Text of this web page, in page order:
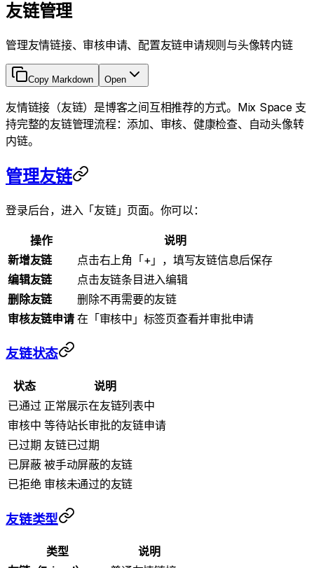
友链管理
管理友情链接、审核申请、配置友链申请规则与头像转内链
Copy Markdown Open
友情链接（友链）是博客之间互相推荐的方式。Mix Space 支
持完整的友链管理流程：添加、审核、健康检查、自动头像转
内链。
管理友链
登录后台，进入「友链」页面。你可以：
操作
说明
新增友链
点击右上角「+」，填写友链信息后保存
编辑友链
点击友链条目进入编辑
删除友链
删除不再需要的友链
审核友链申请 在「审核中」标签页查看并审批申请
友链状态
状态
说明
已通过 正常展示在友链列表中
审核中 等待站长审批的友链申请
已过期 友链已过期
已屏蔽 被手动屏蔽的友链
已拒绝 审核未通过的友链
友链类型
类型
说明